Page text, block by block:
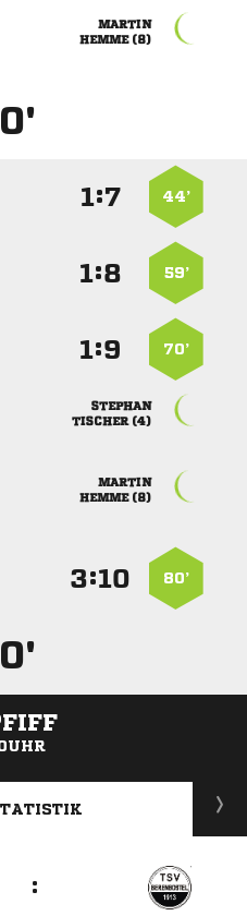

 
44’
:
59’
:
70’
:

 

 
80’
:
: